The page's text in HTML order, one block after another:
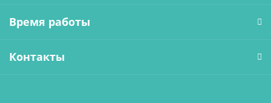
Время работы
Контакты